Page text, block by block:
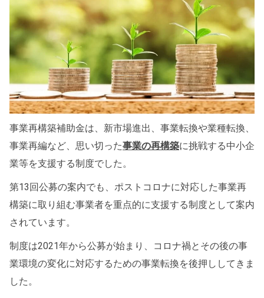
事業再構築補助金は、新市場進出、事業転換や業種転換、
事業再編など、思い切った事業の再構築に挑戦する中小企
業等を支援する制度でした。
第13回公募の案内でも、ポストコロナに対応した事業再
構築に取り組む事業者を重点的に支援する制度として案内
されています。
制度は2021年から公募が始まり、コロナ禍とその後の事
業環境の変化に対応するための事業転換を後押ししてきま
した。